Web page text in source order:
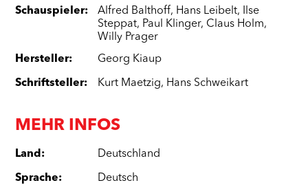
Schauspieler: Alfred Balthoff, Hans Leibelt, Ilse
Steppat, Paul Klinger, Claus Holm,
Willy Prager
Hersteller: Georg Kiaup
Schriftsteller: Kurt Maetzig, Hans Schweikart
MEHR INFOS
Land: Deutschland
Sprache: Deutsch